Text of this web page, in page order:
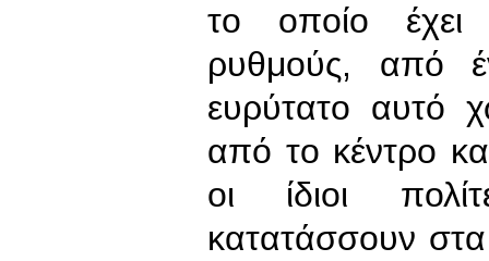
το οποίο έχει
ρυθμούς, από
ευρύτατο αυτό
από το κέντρο
οι ίδιοι
κατατάσσουν